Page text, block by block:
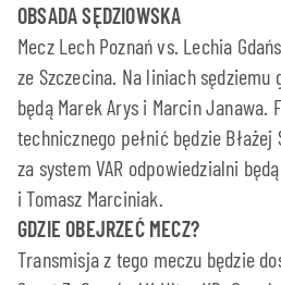
OBSADA SĘDZIOWSKA
Mecz Lech Poznań vs. Lechia
ze Szczecina. Na liniach sędziemu
będą Marek Arys i Marcin Janawa.
technicznego pełnić będzie
za system VAR odpowiedzialni
i Tomasz Marciniak.
GDZIE OBEJRZEĆ MECZ?
Transmisja z tego meczu będzie